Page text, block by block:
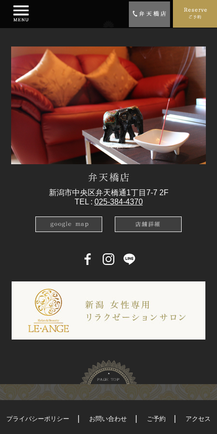
新潟市中央区弁天橋通1丁目7-7 2F
TEL : 025-384-4370
プライバシーポリシー お問い合わせ ご予約 アクセス